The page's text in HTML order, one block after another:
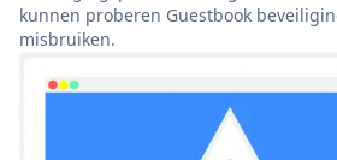
kunnen proberen Guestbook
misbruiken.